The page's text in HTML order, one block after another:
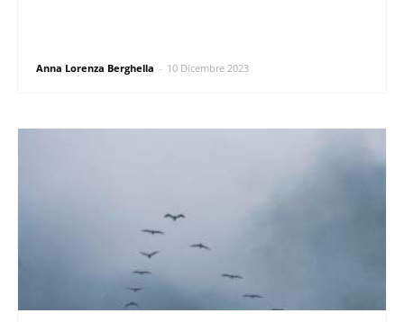
Anna Lorenza Berghella - 10 Dicembre 2023